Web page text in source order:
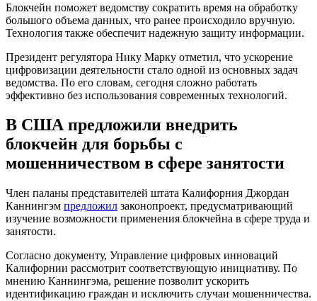
Блокчейн поможет ведомству сократить время на обработку
большого объема данных, что ранее происходило вручную.
Технология также обеспечит надежную защиту информации.
Президент регулятора Нику Марку отметил, что ускорение
цифровизации деятельности стало одной из основных задач
ведомства. По его словам, сегодня сложно работать
эффективно без использования современных технологий.
В США предложили внедрить
блокчейн для борьбы с
мошенничеством в сфере занятости
Член паланы представителей штата Калифорния Джордан
Каннингэм предложил законопроект, предусматривающий
изучение возможности применения блокчейна в сфере труда и
занятости.
Согласно документу, Управление цифровых инноваций
Калифорнии рассмотрит соответствующую инициативу. По
мнению Каннингэма, решение позволит ускорить
идентификацию граждан и исключить случаи мошенничества.